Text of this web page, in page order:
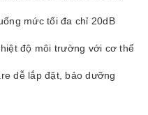
mức tối đa chỉ 20dB
độ môi trường với cơ thể
dễ lắp đặt, bảo dưỡng